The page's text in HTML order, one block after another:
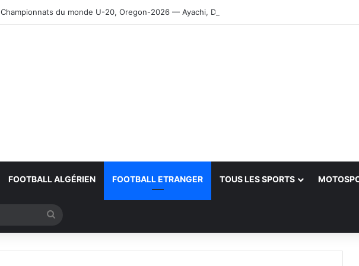
Championnats du monde U-20, Oregon-2026 — Ayachi, Dissa, Touahria et Ghezali en finale
FOOTBALL ALGÉRIEN FOOTBALL ETRANGER TOUS LES SPORTS